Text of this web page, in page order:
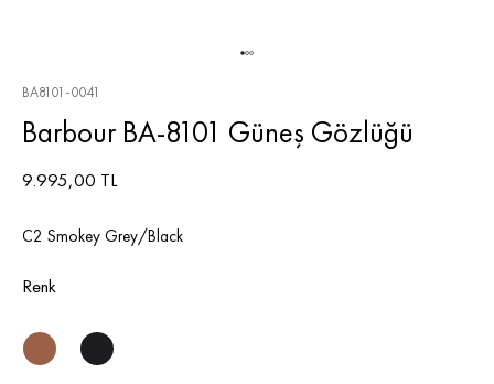
BA8101-0041
Barbour BA-8101 Güneş Gözlüğü
9.995,00 TL
C2 Smokey Grey/Black
Renk